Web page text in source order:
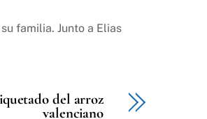
familia. Junto a Elias
del arroz
valenciano